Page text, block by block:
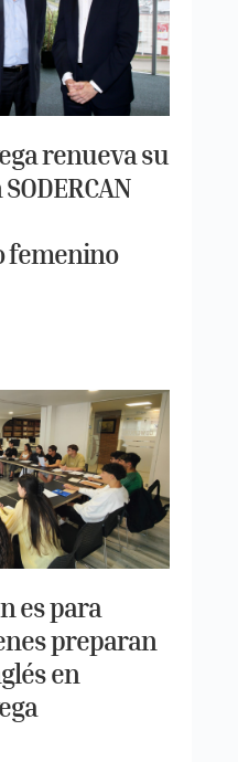
renueva su
femenino
es para
preparan
en